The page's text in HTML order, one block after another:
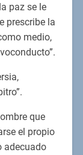
paz se le
prescribe la
medio,
que
el propio
adecuado